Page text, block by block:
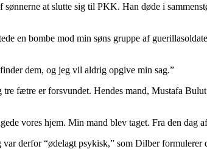
at slutte sig til PKK. Han døde i
en bombe mod min søns gruppe af
dem, og jeg vil aldrig opgive min sag.”
fætre er forsvundet. Hendes mand, Mustafa
vores hjem. Min mand blev taget. Fra den dag
derfor “ødelagt psykisk,” som Dilber